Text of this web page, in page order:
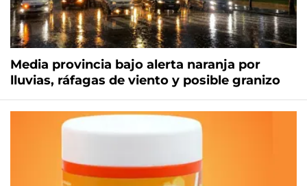
Media provincia bajo alerta naranja por
lluvias, ráfagas de viento y posible granizo